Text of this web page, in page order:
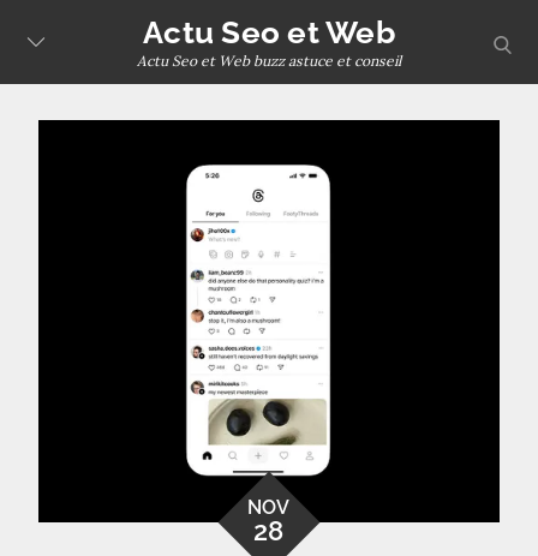
content
Actu Seo et Web
Actu Seo et Web buzz astuce et conseil
NOV
28